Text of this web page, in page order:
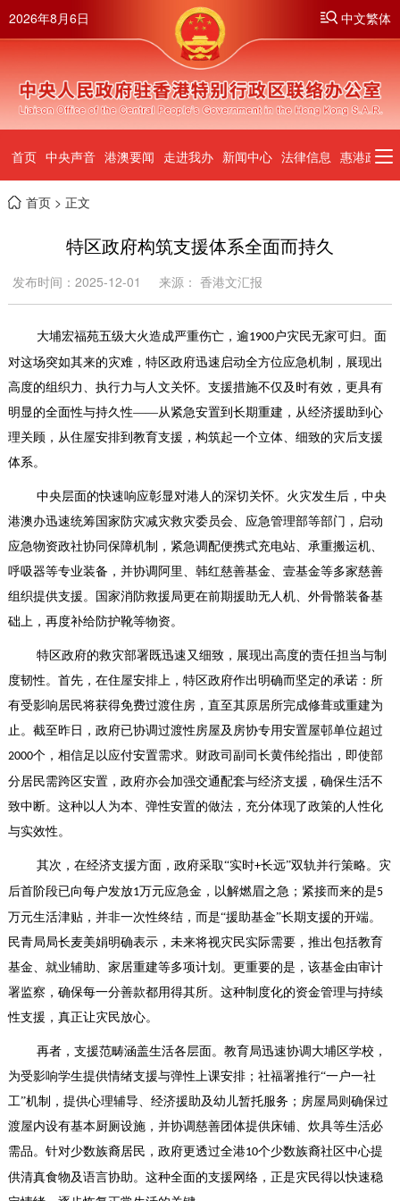
2026年8月6日 中文繁体
首页 中央声音 港澳要闻 走进我办 新闻中心 法律信息 惠港政策
首页> 正文
特区政府构筑支援体系全面而持久
发布时间：2025-12-01 来源： 香港文汇报
大埔宏福苑五级大火造成严重伤亡，逾1900户灾民无家可归。面
对这场突如其来的灾难，特区政府迅速启动全方位应急机制，展现出
高度的组织力、执行力与人文关怀。支援措施不仅及时有效，更具有
明显的全面性与持久性——从紧急安置到长期重建，从经济援助到心
理关顾，从住屋安排到教育支援，构筑起一个立体、细致的灾后支援
体系。
中央层面的快速响应彰显对港人的深切关怀。火灾发生后，中央
港澳办迅速统筹国家防灾减灾救灾委员会、应急管理部等部门，启动
应急物资政社协同保障机制，紧急调配便携式充电站、承重搬运机、
呼吸器等专业装备，并协调阿里、韩红慈善基金、壹基金等多家慈善
组织提供支援。国家消防救援局更在前期援助无人机、外骨骼装备基
础上，再度补给防护靴等物资。
特区政府的救灾部署既迅速又细致，展现出高度的责任担当与制
度韧性。首先，在住屋安排上，特区政府作出明确而坚定的承诺：所
有受影响居民将获得免费过渡住房，直至其原居所完成修葺或重建为
止。截至昨日，政府已协调过渡性房屋及房协专用安置屋邨单位超过
2000个，相信足以应付安置需求。财政司副司长黄伟纶指出，即使部
分居民需跨区安置，政府亦会加强交通配套与经济支援，确保生活不
致中断。这种以人为本、弹性安置的做法，充分体现了政策的人性化
与实效性。
其次，在经济支援方面，政府采取“实时+长远”双轨并行策略。灾
后首阶段已向每户发放1万元应急金，以解燃眉之急；紧接而来的是5
万元生活津贴，并非一次性终结，而是“援助基金”长期支援的开端。
民青局局长麦美娟明确表示，未来将视灾民实际需要，推出包括教育
基金、就业辅助、家居重建等多项计划。更重要的是，该基金由审计
署监察，确保每一分善款都用得其所。这种制度化的资金管理与持续
性支援，真正让灾民放心。
再者，支援范畴涵盖生活各层面。教育局迅速协调大埔区学校，
为受影响学生提供情绪支援与弹性上课安排；社福署推行“一户一社
工”机制，提供心理辅导、经济援助及幼儿暂托服务；房屋局则确保过
渡屋内设有基本厨厕设施，并协调慈善团体提供床铺、炊具等生活必
需品。针对少数族裔居民，政府更透过全港10个少数族裔社区中心提
供清真食物及语言协助。这种全面的支援网络，正是灾民得以快速稳